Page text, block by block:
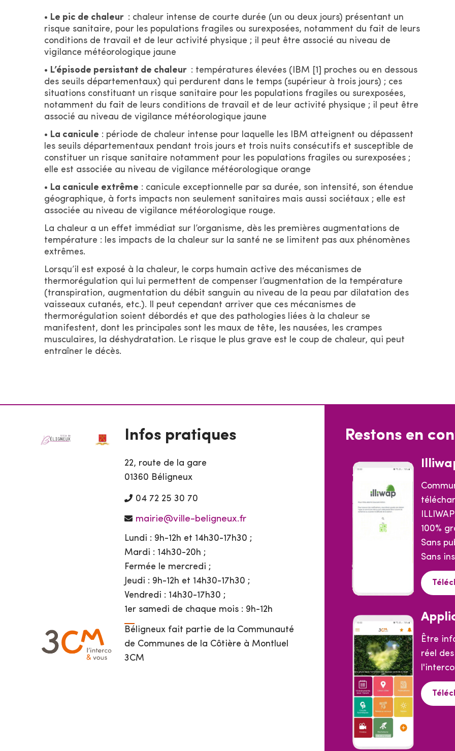
• Le pic de chaleur : chaleur intense de courte durée (un ou deux jours) présentant un
risque sanitaire, pour les populations fragiles ou surexposées, notamment du fait de leurs
conditions de travail et de leur activité physique ; il peut être associé au niveau de
vigilance météorologique jaune
• L’épisode persistant de chaleur : températures élevées (IBM [1] proches ou en dessous
des seuils départementaux) qui perdurent dans le temps (supérieur à trois jours) ; ces
situations constituant un risque sanitaire pour les populations fragiles ou surexposées,
notamment du fait de leurs conditions de travail et de leur activité physique ; il peut être
associé au niveau de vigilance météorologique jaune
• La canicule : période de chaleur intense pour laquelle les IBM atteignent ou dépassent
les seuils départementaux pendant trois jours et trois nuits consécutifs et susceptible de
constituer un risque sanitaire notamment pour les populations fragiles ou surexposées ;
elle est associée au niveau de vigilance météorologique orange
• La canicule extrême : canicule exceptionnelle par sa durée, son intensité, son étendue
géographique, à forts impacts non seulement sanitaires mais aussi sociétaux ; elle est
associée au niveau de vigilance météorologique rouge.
La chaleur a un effet immédiat sur l’organisme, dès les premières augmentations de
température : les impacts de la chaleur sur la santé ne se limitent pas aux phénomènes
extrêmes.
Lorsqu’il est exposé à la chaleur, le corps humain active des mécanismes de
thermorégulation qui lui permettent de compenser l’augmentation de la température
(transpiration, augmentation du débit sanguin au niveau de la peau par dilatation des
vaisseaux cutanés, etc.). Il peut cependant arriver que ces mécanismes de
thermorégulation soient débordés et que des pathologies liées à la chaleur se
manifestent, dont les principales sont les maux de tête, les nausées, les crampes
musculaires, la déshydratation. Le risque le plus grave est le coup de chaleur, qui peut
entraîner le décès.
Infos pratiques
22, route de la gare
01360 Béligneux
04 72 25 30 70
mairie@ville-beligneux.fr
Lundi : 9h-12h et 14h30-17h30 ;
Mardi : 14h30-20h ;
Fermée le mercredi ;
Jeudi : 9h-12h et 14h30-17h30 ;
Vendredi : 14h30-17h30 ;
1er samedi de chaque mois : 9h-12h
Béligneux fait partie de la Communauté
de Communes de la Côtière à Montluel
3CM
Restons en
ILLIWAP
100%
Sans
Sans
Être
réel